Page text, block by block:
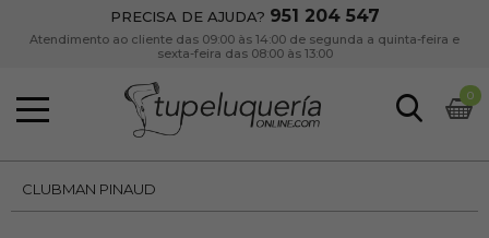
PRECISA DE AJUDA? 951 204 547
Atendimento ao cliente das 09:00 às 14:00 de segunda a quinta-feira e
sexta-feira das 08:00 às 13:00
0
CLUBMAN PINAUD